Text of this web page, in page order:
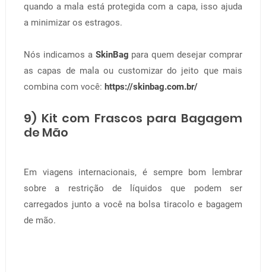
quando a mala está protegida com a capa, isso ajuda
a minimizar os estragos.
Nós indicamos a SkinBag para quem desejar comprar
as capas de mala ou customizar do jeito que mais
combina com você: https://skinbag.com.br/
9) Kit com Frascos para Bagagem
de Mão
Em viagens internacionais, é sempre bom lembrar
sobre a restrição de líquidos que podem ser
carregados junto a você na bolsa tiracolo e bagagem
de mão.